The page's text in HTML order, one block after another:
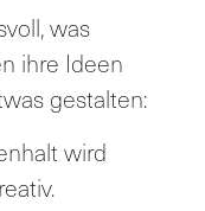
was
ihre Ideen
gestalten:
wird